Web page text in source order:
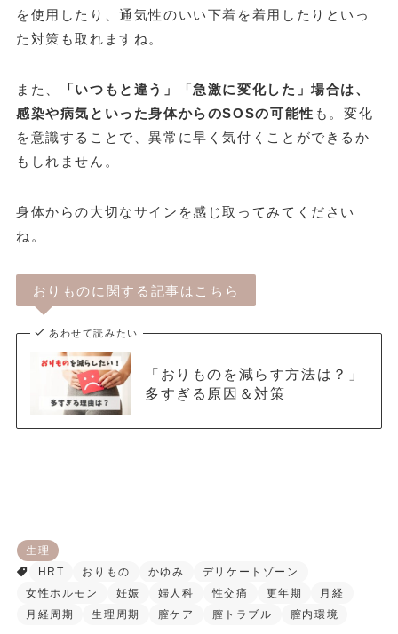
を使用したり、通気性のいい下着を着用したりといっ
た対策も取れますね。
また、
「いつもと違う」「急激に変化した」場合は、
感染や病気といった身体からのSOSの可能性 も。変化
を意識することで、異常に早く気付くことができるか
もしれません。
身体からの大切なサインを感じ取ってみてください
ね。
おりものに関する記事はこちら
あわせて読みたい
「おりものを減らす方法は？」
多すぎる原因＆対策
生理
HRT
おりもの かゆみ
デリケートゾーン
女性ホルモン
妊娠 婦人科 性交痛 更年期
月経
月経周期
生理周期 膣ケア 膣トラブル 膣内環境